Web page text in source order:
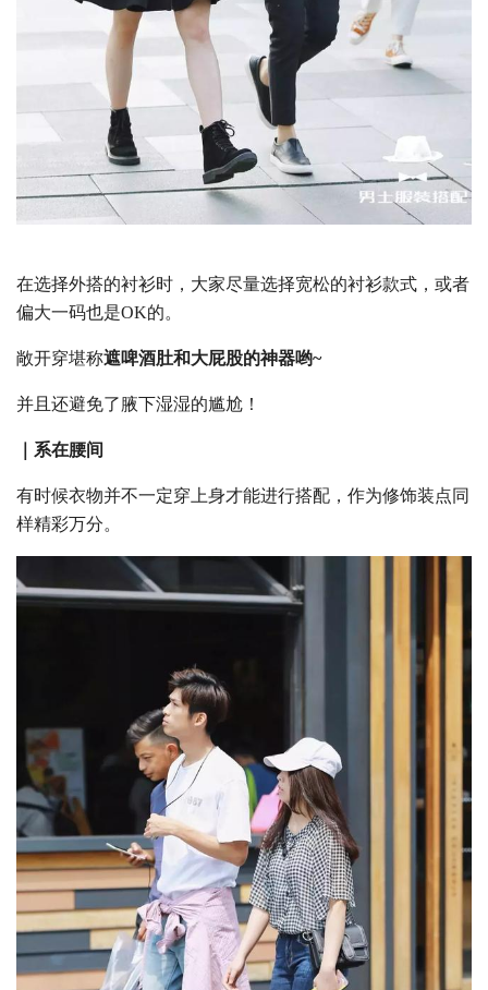
在选择外搭的衬衫时，大家尽量选择宽松的衬衫款式，或者
偏大一码也是OK的。
敞开穿堪称遮啤酒肚和大屁股的神器哟~
并且还避免了腋下湿湿的尴尬！
｜系在腰间
有时候衣物并不一定穿上身才能进行搭配，作为修饰装点同
样精彩万分。